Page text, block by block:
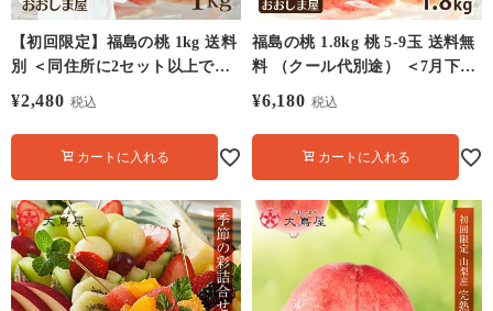
【初回限定】福島の桃 1kg 送料
別 ＜同住所に2セット以上で送
料無料＞ 8月中旬よりご注文順
¥2,480 税込
カートに入れる
福島の桃 1.8kg 桃 5-9玉 送料無
料 （クール代別途） ＜7月下旬
より順次出荷＞ もも 菱沼農園
点 ギフト プレゼント フルーツ
果物 大嶌屋（おおしまや）
¥6,180 税込
カートに入れる